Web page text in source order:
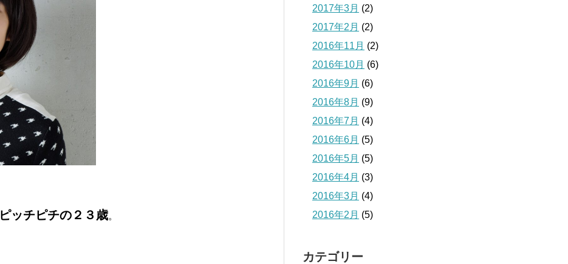
ピッチピチの２３歳。
2017年3月 (2)
2017年2月 (2)
2016年11月 (2)
2016年10月 (6)
2016年9月 (6)
2016年8月 (9)
2016年7月 (4)
2016年6月 (5)
2016年5月 (5)
2016年4月 (3)
2016年3月 (4)
2016年2月 (5)
カテゴリー